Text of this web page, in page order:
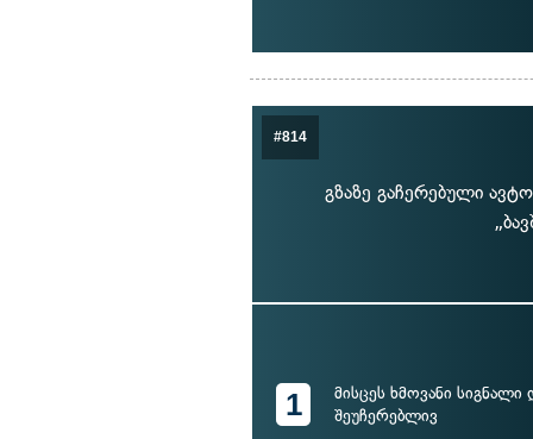
#814
გზაზე გაჩერებული
1
მისცეს ხმოვანი სიგნალი
შეუჩერებლივ